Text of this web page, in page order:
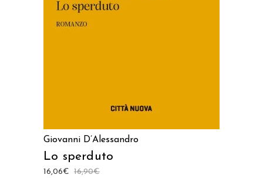
Giovanni D’Alessandro
Lo sperduto
16,90€
16,06€